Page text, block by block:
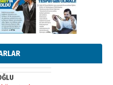
Erzurum’a
taşları